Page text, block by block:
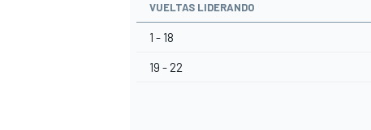
VUELTAS LIDERANDO
1 - 18
19 - 22